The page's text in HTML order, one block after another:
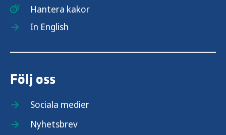
Hantera kakor
In English
Följ oss
Sociala medier
Nyhetsbrev